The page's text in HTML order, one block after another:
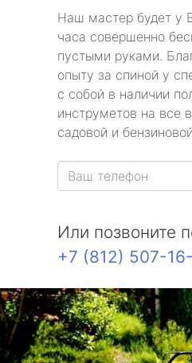
Наш мастер будет у
часа совершенно
пустыми руками.
опыту за спиной у
с собой в наличии
инструметов на все
садовой и
Или позвоните
+7 (812) 507-